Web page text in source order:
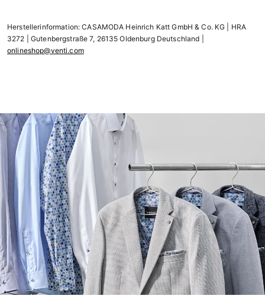
Herstellerinformation: CASAMODA Heinrich Katt GmbH & Co. KG | HRA
3272 | Gutenbergstraße 7, 26135 Oldenburg Deutschland |
onlineshop@venti.com